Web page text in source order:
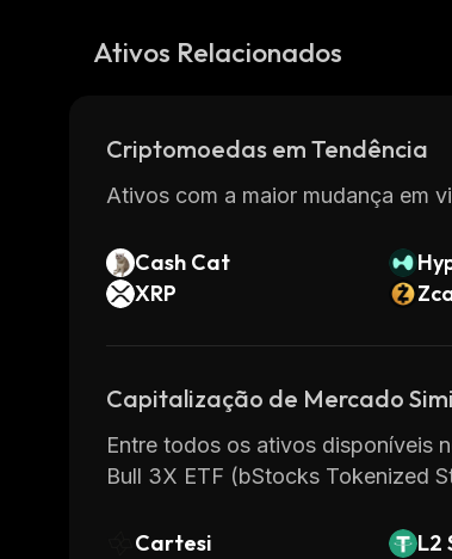
Ativos Relacionados
Criptomoedas em Tendência
Ativos com a maior mudança em
Cash Cat
XRP
Capitalização de Mercado
Entre todos os ativos disponíveis
Bull 3X ETF (bStocks Tokenized
Cartesi
L2